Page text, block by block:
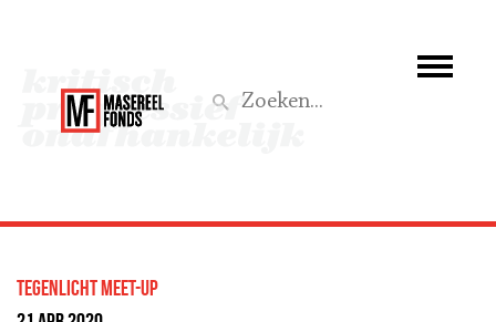
Wat we doen
Tegenlicht Meet-up